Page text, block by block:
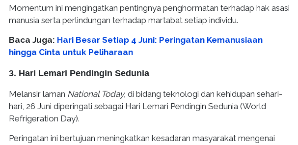
Momentum ini mengingatkan pentingnya penghormatan terhadap hak asasi
manusia serta perlindungan terhadap martabat setiap individu.
Baca Juga: Hari Besar Setiap 4 Juni: Peringatan Kemanusiaan
hingga Cinta untuk Peliharaan
3. Hari Lemari Pendingin Sedunia
Melansir laman National Today, di bidang teknologi dan kehidupan sehari-
hari, 26 Juni diperingati sebagai Hari Lemari Pendingin Sedunia (World
Refrigeration Day).
Peringatan ini bertujuan meningkatkan kesadaran masyarakat mengenai